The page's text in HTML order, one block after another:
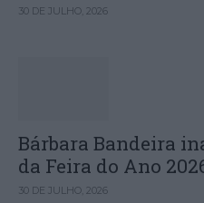
30 DE JULHO, 2026
Bárbara Bandeira
da Feira do Ano
30 DE JULHO, 2026